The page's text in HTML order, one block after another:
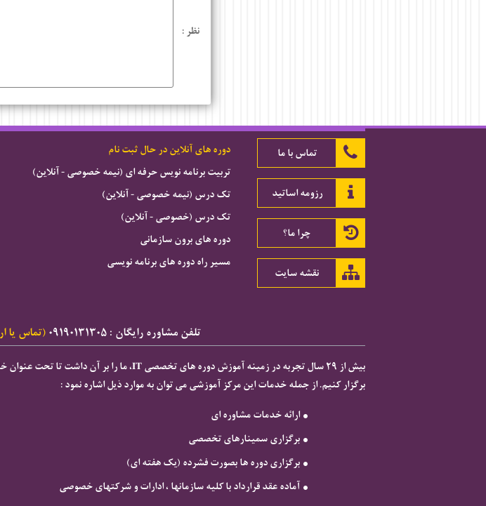
نظر :
تماس با ما
رزومه اساتید
چرا ما؟
نقشه سایت
دوره های آنلاین در حال ثبت نام
تربیت برنامه نویس حرفه ای (نیمه خصوصی - آنلاین)
تک درس (نیمه خصوصی - آنلاین)
تک درس (خصوصی - آنلاین)
دوره های برون سازمانی
مسیر راه دوره های برنامه نویسی
تلفن مشاوره رایگان : ۰۹۱۹۰۱۳۱۳۰۵ (تماس یا
برگزار کنیم. از جمله خدمات این مرکز آموزشی می توان به موارد ذیل اشاره نمود :
ارائه خدمات مشاوره ای
برگزاری سمینارهای تخصصی
برگزاری دوره ها بصورت فشرده (یک هفته ای)
آماده عقد قرارداد با کلیه سازمانها ، ادارات و شرکتهای خصوصی